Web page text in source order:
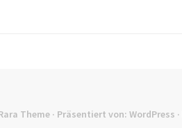
Theme · Präsentiert von: WordPress ·